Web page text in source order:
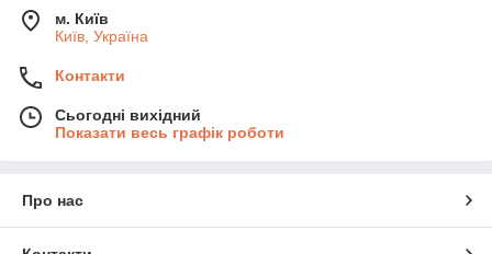
м. Київ
Київ, Україна
Контакти
Сьогодні вихідний
Показати весь графік роботи
Про нас